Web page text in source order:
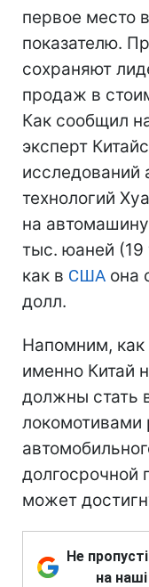
первое место
показателю.
сохраняют
продаж в
Как сообщил
эксперт
исследований
технологий
на
тыс. юаней (19
как в США она
долл.
Напомним,
именно Китай
должны стать
локомотивами
долгосрочной
может
Не
на